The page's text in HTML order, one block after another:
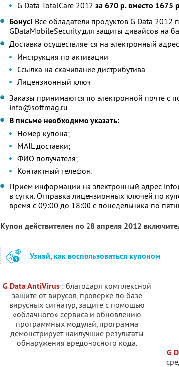
G Data TotalCare 2012 за 670 р. вместо 1675
Бонус! Все обладатели продуктов G Data 2012
GDataMobileSecurity для защиты дивайсов на
Доставка осуществляется на электронный
Инструкция по активации
Ссылка на скачивание дистрибутива
Лицензионный ключ
Заказы принимаются по электронной почте с
info@softmag.ru
В письме необходимо указать:
Номер купона;
MAIL доставки;
ФИО получателя;
Контактный телефон.
Прием информации на электронный адрес
в сутки. Отправка лицензионных ключей по
время с 09:00 до 18:00 с понедельника по
Купон действителен по 28 апреля 2012
Узнай, как воспользоваться купоном
G Data AntiVirus : благодаря комплексной
защите от вирусов, проверке по базе
вирусных сигнатур, защите с помощью
«облачного» сервиса и обновлению
программных модулей, программа
демонстрирует наилучшие результаты
обнаружения вредоносного кода.
G